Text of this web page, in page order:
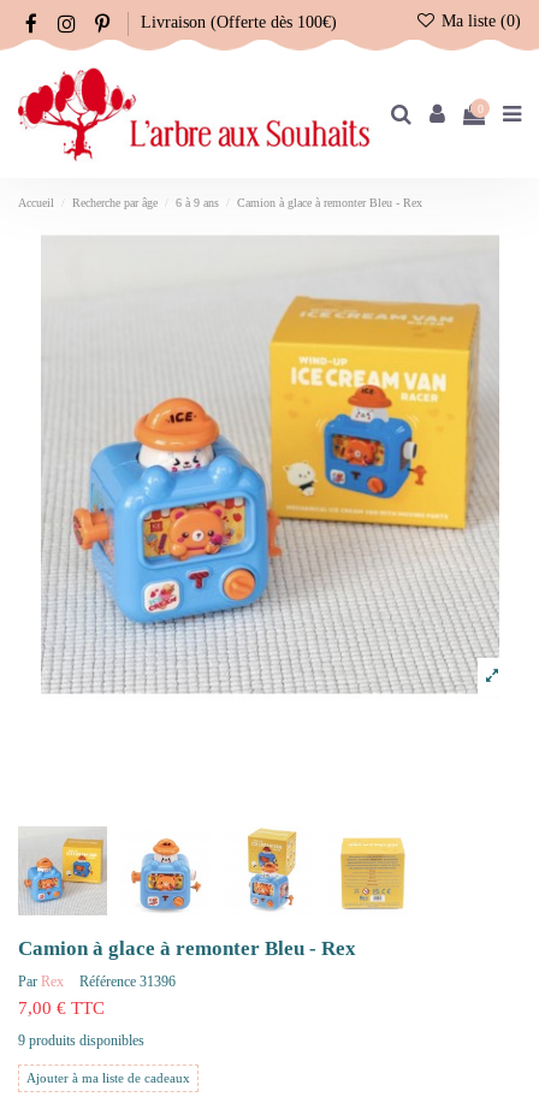
Livraison (Offerte dès 100€) Ma liste (0)
0
Accueil Recherche par âge 6 à 9 ans Camion à glace à remonter Bleu - Rex
Camion à glace à remonter Bleu - Rex
Par Rex Référence 31396
7,00 € TTC
9 produits disponibles
Ajouter à ma liste de cadeaux